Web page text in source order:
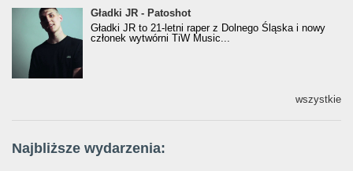
Gładki JR - Patoshot
Gładki JR - Patoshot
Gładki JR to 21-letni raper z Dolnego Śląska i nowy
członek wytwórni TiW Music...
wszystkie
Najbliższe wydarzenia: